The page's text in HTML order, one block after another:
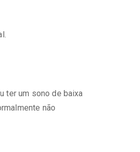
ter um sono de baixa
não